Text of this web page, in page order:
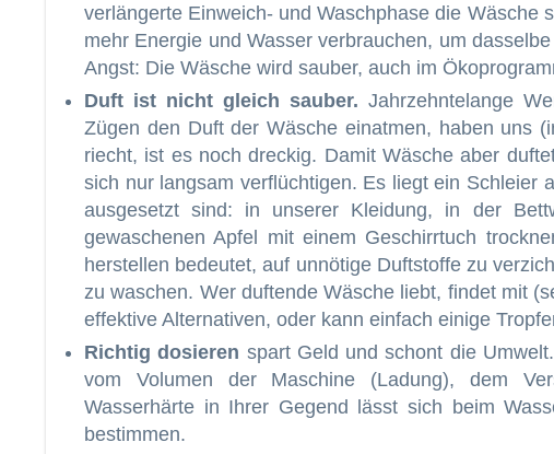
verlängerte Einweich- und Waschphase die Wäsche
mehr Energie und Wasser verbrauchen, um
Angst: Die Wäsche wird sauber, auch im
Duft ist nicht gleich sauber. Jahrzehntelange
Zügen den Duft der Wäsche einatmen, haben uns
riecht, ist es noch dreckig. Damit Wäsche aber
sich nur langsam verflüchtigen. Es liegt ein Schleier
ausgesetzt sind: in unserer Kleidung, in der
gewaschenen Apfel mit einem Geschirrtuch
herstellen bedeutet, auf unnötige Duftstoffe zu
zu waschen. Wer duftende Wäsche liebt, findet mit
effektive Alternativen, oder kann einfach einige
Richtig dosieren spart Geld und schont die
vom Volumen der Maschine (Ladung), dem
Wasserhärte in Ihrer Gegend lässt sich beim
bestimmen.